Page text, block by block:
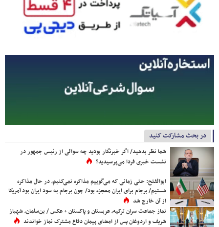
در بحث مشارکت کنید
شما نظر بدهید/ اگر خبرنگار بودید چه سوالی از رئیس جمهور در
نشست خبری فردا می‌پرسیدید؟
ابوالفتح: حتی زمانی که می‌گوییم مذاکره نمی‌کنیم، در حال مذاکره
هستیم/ برجام برای ایران معجزه بود/ چون برجام به سود ایران بود آمریکا
از آن خارج شد
نماز جماعت سران ترکیه، عربستان و پاکستان + عکس / بن‌سلمان، شهباز
شریف و اردوغان پس از امضای پیمان دفاع مشترک نماز خواندند